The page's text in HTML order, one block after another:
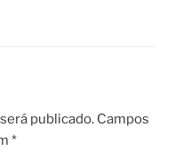
publicado. Campos
*